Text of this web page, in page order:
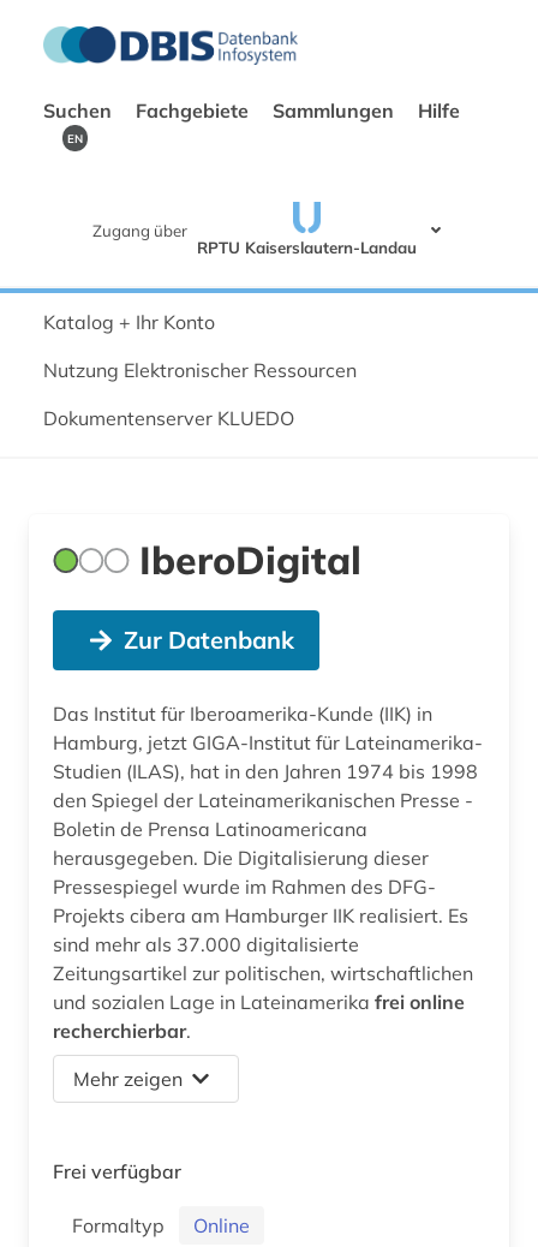
Suchen Fachgebiete Sammlungen Hilfe
EN
Zugang über
RPTU Kaiserslautern-Landau
Katalog + Ihr Konto
Nutzung Elektronischer Ressourcen
Dokumentenserver KLUEDO
IberoDigital
Zur Datenbank
Das Institut für Iberoamerika-Kunde (IIK) in
Hamburg, jetzt GIGA-Institut für Lateinamerika-
Studien (ILAS), hat in den Jahren 1974 bis 1998
den Spiegel der Lateinamerikanischen Presse -
Boletin de Prensa Latinoamericana
herausgegeben. Die Digitalisierung dieser
Pressespiegel wurde im Rahmen des DFG-
Projekts cibera am Hamburger IIK realisiert. Es
sind mehr als 37.000 digitalisierte
Zeitungsartikel zur politischen, wirtschaftlichen
und sozialen Lage in Lateinamerika frei online
recherchierbar.
Mehr zeigen
Frei verfügbar
Formaltyp
Online